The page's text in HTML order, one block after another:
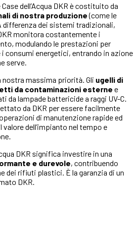
dell’Acqua DKR è costituito da
di nostra produzione(come le
differenza dei sistemi tradizionali,
monitora costantemente i
modulando le prestazioni per
consumi energetici, entrando in azione
serve.
nostra massima priorità. Gli ugelli di
da contaminazioni esterne e
da lampade battericide a raggi UV-C.
da DKR per essere facilmente
di manutenzione rapide ed
dell’impianto nel tempo e
DKR significa investire in una
e durevole, contribuendo
dei rifiuti plastici. È la garanzia di un
DKR.